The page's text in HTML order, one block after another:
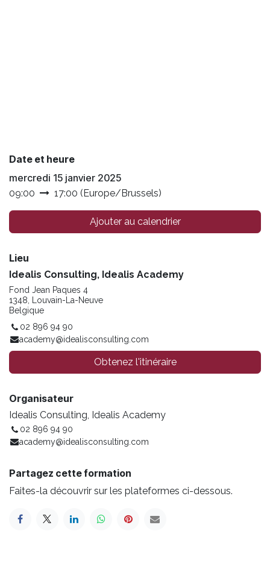
Date et heure
mercredi 15 janvier 2025
09:00 17:00 (Europe/Brussels)
Ajouter au calendrier
Lieu
Idealis Consulting, Idealis Academy
Fond Jean Paques 4
1348, Louvain-La-Neuve
Belgique
02 896 94 90
academy@idealisconsulting.com
Obtenez l'itinéraire
Organisateur
Idealis Consulting, Idealis Academy
02 896 94 90
academy@idealisconsulting.com
Partagez cette formation
Faites-la découvrir sur les plateformes ci-dessous.